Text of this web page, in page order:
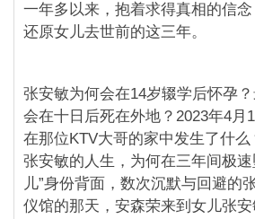
一年多以来，抱着求得真相的信
还原女儿去世前的这三年。
张安敏为何会在14岁辍学后怀孕
会在十日后死在外地？2023年4
在那位KTV大哥的家中发生了什
张安敏的人生，为何在三年间极
儿”身份背面，数次沉默与回避的
仪馆的那天，安森荣来到女儿张